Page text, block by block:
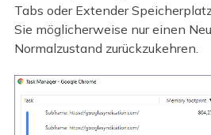
Tabs oder Extender
Sie möglicherweise nur einen
Normalzustand zurückzukehren.